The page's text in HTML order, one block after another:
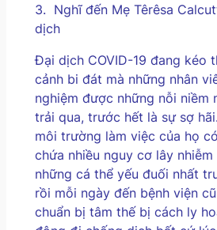
3. Nghĩ đến Mẹ Têrêsa
dịch
Đại dịch COVID-19 đang kéo
cảnh bi đát mà những nhân
nghiệm được những nỗi niềm
trải qua, trước hết là sự sợ
môi trường làm việc của họ
chứa nhiều nguy cơ lây
những cá thể yếu đuối nhất
rồi mỗi ngày đến bệnh viện
chuẩn bị tâm thế bị cách ly